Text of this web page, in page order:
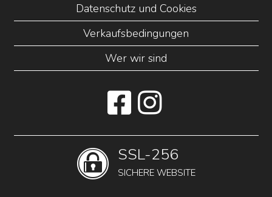
Datenschutz und Cookies
Verkaufsbedingungen
Wer wir sind
SSL-256
SICHERE WEBSITE